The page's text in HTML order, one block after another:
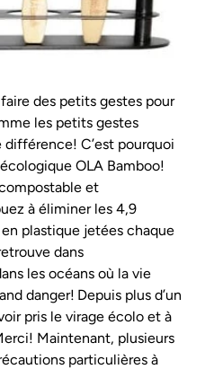
des petits gestes pour
les petits gestes
C’est pourquoi
OLA Bamboo!
et
à éliminer les 4,9
plastique jetées chaque
dans
les océans où la vie
danger! Depuis plus d’un
pris le virage écolo et à
Maintenant, plusieurs
particulières à